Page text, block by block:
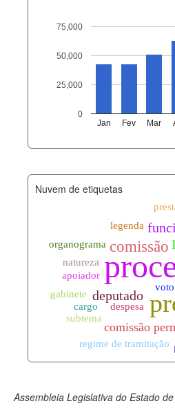
Jan Fev Mar
0
25,000
50,000
75,000
Nuvem de etiquetas
Assembleia Legislativa do Estado